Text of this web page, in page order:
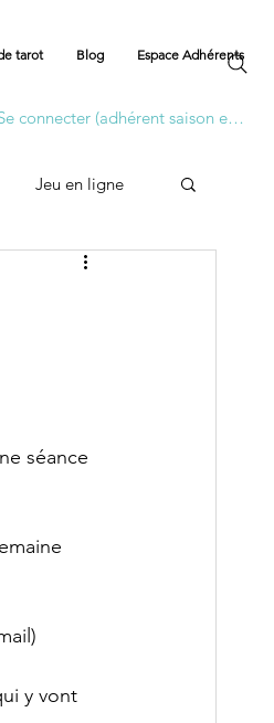
tarot Blog Espace Adhérents
connecter (adhérent saison en cours)
Jeu en ligne
séance
y vont